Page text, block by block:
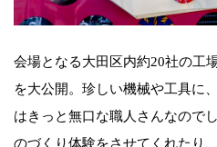
会場となる大田区内約20社の工
を大公開。珍しい機械や工具に
はきっと無口な職人さんなので
のづくり体験をさせてくれたり